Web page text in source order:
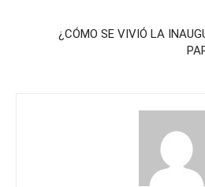
¿CÓMO SE VIVIÓ LA